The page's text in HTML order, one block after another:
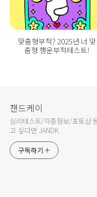
맞춤형부적? 2025년 너 맞
춤형 행운부적테스트!
잰드케이
심리테스트/각종정보/포토샵
고 싶다면 JANDK
구독하기